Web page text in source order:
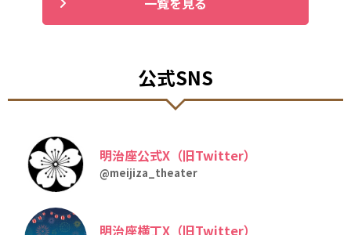
公式SNS
明治座公式X（旧Twitter）
@meijiza_theater
明治座横丁X（旧Twitter）